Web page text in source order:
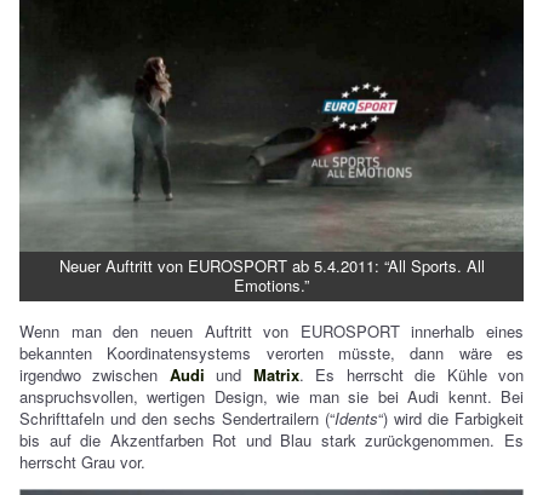
Neuer Auftritt von EUROSPORT ab 5.4.2011: “All Sports. All
Emotions.”
Wenn man den neuen Auftritt von EUROSPORT innerhalb eines
bekannten Koordinatensystems verorten müsste, dann wäre es
irgendwo zwischen Audi und Matrix. Es herrscht die Kühle von
anspruchsvollen, wertigen Design, wie man sie bei Audi kennt. Bei
Schrifttafeln und den sechs Sendertrailern (“Idents“) wird die Farbigkeit
bis auf die Akzentfarben Rot und Blau stark zurückgenommen. Es
herrscht Grau vor.